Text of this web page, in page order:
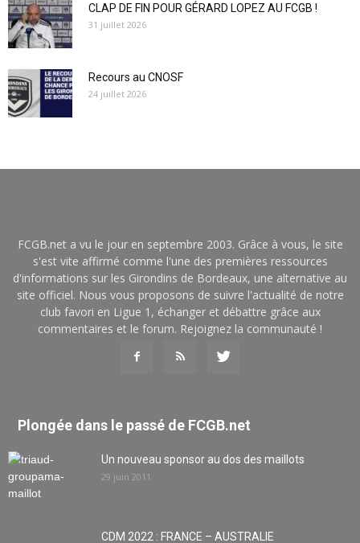
CLAP DE FIN POUR GÉRARD LOPEZ AU FCGB !
31 juillet 2026
Recours au CNOSF
24 juillet 2026
FCGB.net a vu le jour en septembre 2003. Grâce à vous, le site
s'est vite affirmé comme l'une des premières ressources
d'informations sur les Girondins de Bordeaux, une alternative au
site officiel. Nous vous proposons de suivre l'actualité de notre
club favori en Ligue 1, échanger et débattre grâce aux
commentaires et le forum. Rejoignez la communauté !
Plongée dans le passé de FCGB.net
Un nouveau sponsor au dos des maillots
29 juin 2011
CDM 2022 : FRANCE – AUSTRALIE